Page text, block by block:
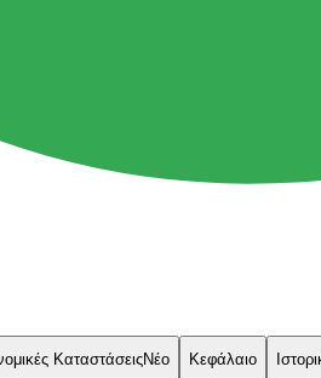
ΚαταστάσειςΝέο Κεφάλαιο